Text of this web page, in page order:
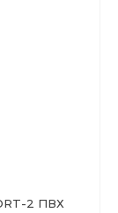
2 ПВХ